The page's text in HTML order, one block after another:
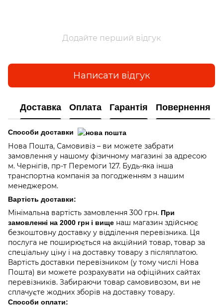
Додайте перший відгук
Написати відгук
Доставка Оплата Гарантія Повернення
Способи доставки
Нова Пошта, Самовивіз – ви можете забрати
замовлення у нашому фізичному магазині за адресою
м. Чернігів, пр-т Перемоги 127. Будь-яка інша
транспортна компанія за погодженням з нашим
менеджером.
Вартість доставки:
Мінімальна вартість замовлення 300 грн. При
замовленні на 2000 грн і вище наш магазин здійснює
безкоштовну доставку у відділення перевізника. Ця
послуга не поширюється на акційний товар, товар за
спеціальну ціну і на доставку товару з післяплатою.
Вартість доставки перевізником (у тому числі Нова
Пошта) ви можете розрахувати на офіційних сайтах
перевізників. Забираючи товар самовивозом, ви не
сплачуєте жодних зборів на доставку товару.
Способи оплати: